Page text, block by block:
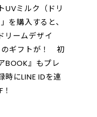
UVミルク（ドリ
を購入すると、
リームデザイ
のギフトが！ 初
BOOK』もプレ
にLINE IDを連